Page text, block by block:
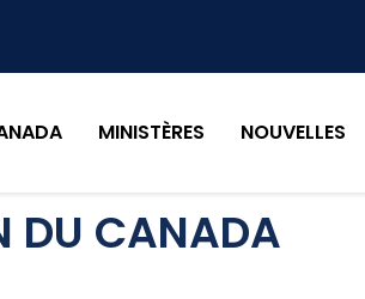
MINISTÈRES NOUVELLES
DU CANADA